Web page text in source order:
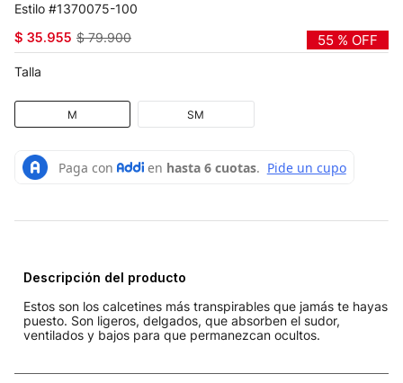
1370075-100
$ 35.955 $ 79.900 55 % OFF
Talla
M SM
Descripción del producto
Estos son los calcetines más transpirables que jamás te hayas
puesto. Son ligeros, delgados, que absorben el sudor,
ventilados y bajos para que permanezcan ocultos.